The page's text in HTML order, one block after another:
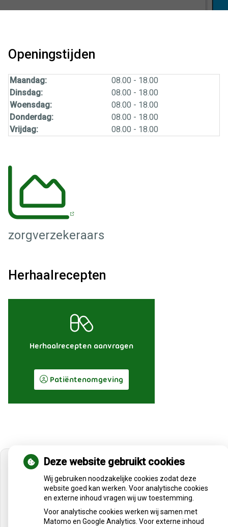
Openingstijden
Maandag:
08.00 - 18.00
Dinsdag:
08.00 - 18.00
Woensdag:
08.00 - 18.00
Donderdag:
08.00 - 18.00
Vrijdag:
08.00 - 18.00
zorgverzekeraars
Herhaalrecepten
Herhaalrecepten aanvragen
Patiëntenomgeving
U heeft geen toestemming gegeven voor
die nodig is om dit te
zien.
Deze website gebruikt cookies
Wij gebruiken noodzakelijke cookies zodat deze
website goed kan werken. Voor analytische cookies
en externe inhoud vragen wij uw toestemming.
Voor analytische cookies werken wij samen met
Matomo en Google Analytics. Voor externe inhoud